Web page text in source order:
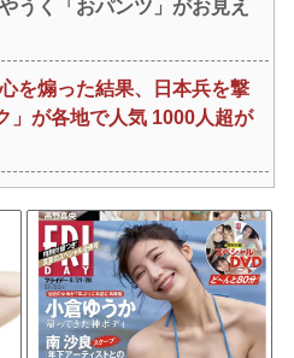
うく「おパンツ」がお見え
を煽った結果、日本兵を撃
」が各地で人気 1000人超が